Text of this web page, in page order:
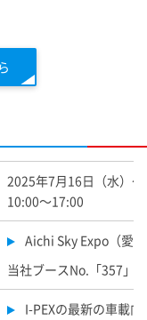
2025年7月16日（水）
10:00～17:00
Aichi Sky Expo（愛
当社ブースNo.「357」
I-PEXの最新の車載